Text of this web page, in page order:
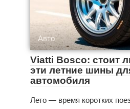
Авто
Viatti Bosco: стоит
эти летние шины
автомобиля
Лето — время коротких